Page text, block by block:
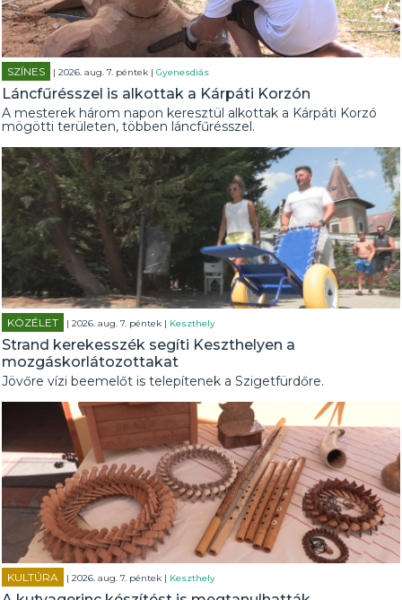
SZÍNES | 2026. aug. 7. péntek |Gyenesdiás
Láncfűrésszel is alkottak a Kárpáti Korzón
A mesterek három napon keresztül alkottak a Kárpáti Korzó
mögötti területen, többen láncfűrésszel.
KÖZÉLET | 2026. aug. 7. péntek | Keszthely
Strand kerekesszék segíti Keszthelyen a
mozgáskorlátozottakat
Jövőre vízi beemelőt is telepítenek a Szigetfürdőre.
KULTÚRA | 2026. aug. 7. péntek | Keszthely